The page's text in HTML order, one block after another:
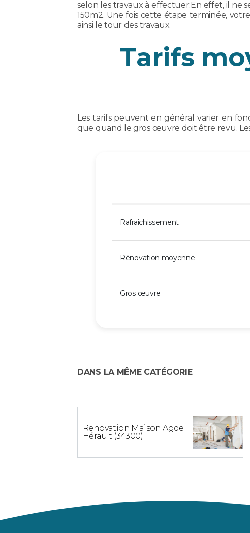
selon les travaux à effectuer.En effet, il ne
150m2. Une fois cette étape terminée,
ainsi le tour des travaux.
Tarifs
Les tarifs peuvent en général varier en
que quand le gros œuvre doit être revu.
Rafraîchissement
Rénovation moyenne
Gros œuvre
DANS LA MÊME CATÉGORIE
Renovation Maison Agde
Hérault (34300)